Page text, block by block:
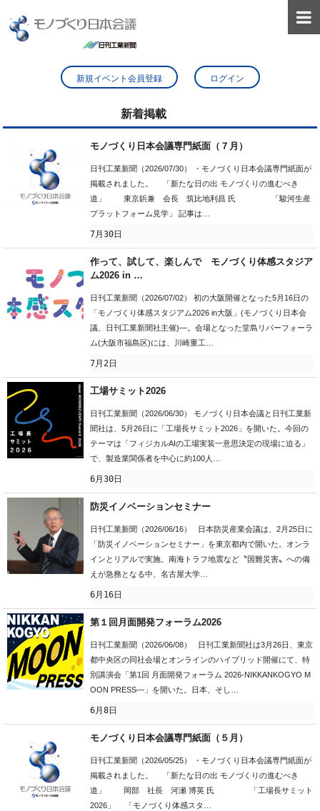

新規イベント会員登録 ログイン
新着掲載
モノづくり日本会議専門紙面（７月）
日刊工業新聞（2026/07/30） ・モノづくり日本会議専門紙面が
掲載されました。 「新たな日の出 モノづくりの進むべき
道」 東京鋲兼 会長 筑比地利昌 氏 「駿河生産
プラットフォーム見学」 記事は…
7月30日
作って、試して、楽しんで モノづくり体感スタジア
ム2026 in …
日刊工業新聞（2026/07/02） 初の大阪開催となった5月16日の
「モノづくり体感スタジアム2026 in大阪」(モノづくり日本会
議、日刊工業新聞社主催)―。会場となった堂島リバーフォーラ
ム(大阪市福島区)には、川崎重工…
7月2日
工場サミット2026
日刊工業新聞（2026/06/30） モノづくり日本会議と日刊工業新
聞社は、5月26日に「工場長サミット2026」を開いた。今回の
テーマは「フィジカルAIの工場実装一意思決定の現場に迫る」
で、製造業関係者を中心に約100人…
6月30日
防災イノベーションセミナー
日刊工業新聞（2026/06/16） 日本防災産業会議は、2月25日に
「防災イノベーションセミナー」を東京都内で開いた。オンラ
インとリアルで実施。南海トラフ地震など〝国難災害〟への備
えが急務となる中、名古屋大学…
6月16日
第１回月面開発フォーラム2026
日刊工業新聞（2026/06/08） 日刊工業新聞社は3月26日、東京
都中央区の同社会場とオンラインのハイブリッド開催にて、特
別講演会「第1回 月面開発フォーラム 2026-NIKKANKOGYO M
OON PRESS―」を開いた。日本、そし…
6月8日
モノづくり日本会議専門紙面（５月）
日刊工業新聞（2026/05/25） ・モノづくり日本会議専門紙面が
掲載されました。 「新たな日の出 モノづくりの進むべき
道」 岡部 社長 河瀬 博英 氏 「工場長サミット
2026」 「モノづくり体感スタ…